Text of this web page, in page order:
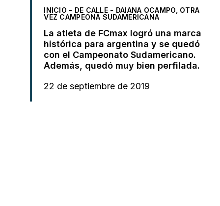
INICIO - DE CALLE - DAIANA OCAMPO, OTRA
VEZ CAMPEONA SUDAMERICANA
La atleta de FCmax logró una marca
histórica para argentina y se quedó
con el Campeonato Sudamericano.
Además, quedó muy bien perfilada.
22 de septiembre de 2019